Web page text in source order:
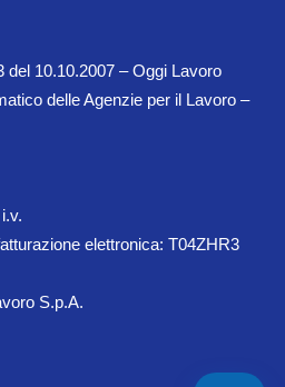
del 10.10.2007 – Oggi Lavoro
delle Agenzie per il Lavoro –
elettronica: T04ZHR3
S.p.A.